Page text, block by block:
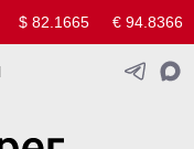
$ 82.1665 € 94.8366